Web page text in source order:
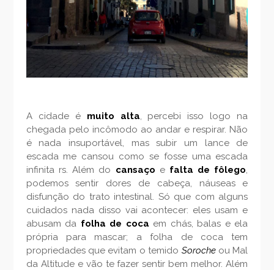
A cidade émuito alta, percebi isso logo na
chegada pelo incômodo ao andar e respirar. Não
é nada insuportável, mas subir um lance de
escada me cansou como se fosse uma escada
infinita rs. Além do cansaço e falta de fôlego,
podemos sentir dores de cabeça, náuseas e
disfunção do trato intestinal. Só que com alguns
cuidados nada disso vai acontecer: eles usam e
abusam da folha de coca em chás, balas e ela
própria para mascar; a folha de coca tem
propriedades que evitam o temido Sorocheou Mal
da Altitude e vão te fazer sentir bem melhor. Além